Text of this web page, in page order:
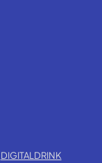
DIGITALDRINK